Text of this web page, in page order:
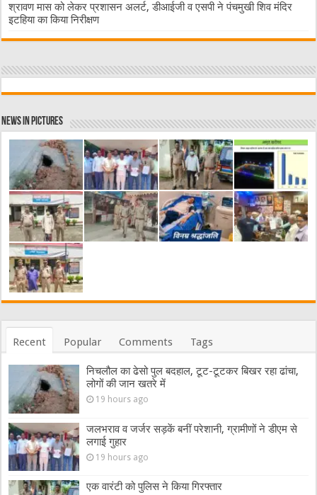
श्रावण मास को लेकर प्रशासन अलर्ट, डीआईजी व एसपी ने पंचमुखी शिव मंदिर
इटहिया का किया निरीक्षण
News in Pictures
Recent Popular Comments Tags
निचलौल का ढेसो पुल बदहाल, टूट-टूटकर बिखर रहा ढांचा,
लोगों की जान खतरे में
19 hours ago
जलभराव व जर्जर सड़कें बनीं परेशानी, ग्रामीणों ने डीएम से
लगाई गुहार
19 hours ago
एक वारंटी को पुलिस ने किया गिरफ्तार